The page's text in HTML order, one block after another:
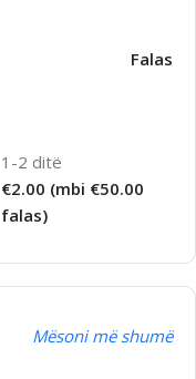
Falas
1-2 ditë
€2.00 (mbi €50.00
falas)
Mësoni më shumë